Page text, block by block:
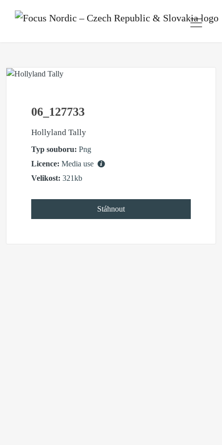
06_127733
Hollyland Tally
Typ souboru: Png
Licence: Media use
Velikost: 321kb
Stáhnout